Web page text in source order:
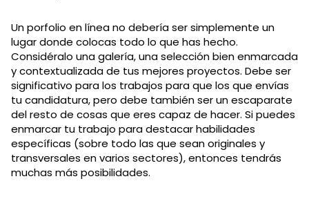
Un porfolio en línea no debería ser simplemente un
lugar donde colocas todo lo que has hecho.
Considéralo una galería, una selección bien enmarcada
y contextualizada de tus mejores proyectos. Debe ser
significativo para los trabajos para que los que envías
tu candidatura, pero debe también ser un escaparate
del resto de cosas que eres capaz de hacer. Si puedes
enmarcar tu trabajo para destacar habilidades
específicas (sobre todo las que sean originales y
transversales en varios sectores), entonces tendrás
muchas más posibilidades.